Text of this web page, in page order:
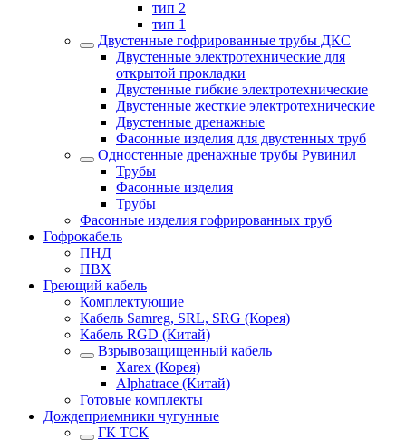
тип 2
тип 1
Двустенные гофрированные трубы ДКС
Двустенные электротехнические для
открытой прокладки
Двустенные гибкие электротехнические
Двустенные жесткие электротехнические
Двустенные дренажные
Фасонные изделия для двустенных труб
Одностенные дренажные трубы Рувинил
Трубы
Фасонные изделия
Трубы
Фасонные изделия гофрированных труб
Гофрокабель
ПНД
ПВХ
Греющий кабель
Комплектующие
Кабель Samreg, SRL, SRG (Корея)
Кабель RGD (Китай)
Взрывозащищенный кабель
Xarex (Корея)
Alphatrace (Китай)
Готовые комплекты
Дождеприемники чугунные
ГК ТСК